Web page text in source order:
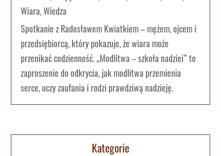
Wiara,Wiedza
Spotkanie z Radosławem Kwiatkiem – mężem, ojcem i
przedsiębiorcą, który pokazuje, że wiara może
przenikać codzienność. „Modlitwa – szkoła nadziei” to
zaproszenie do odkrycia, jak modlitwa przemienia
serce, uczy zaufania i rodzi prawdziwą nadzieję.
Kategorie